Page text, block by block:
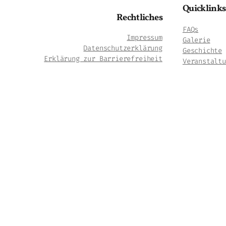
Rechtliches
Impressum
Datenschutzerklärung
Erklärung zur Barrierefreiheit
Quicklinks
FAQs
Galerie
Geschichte